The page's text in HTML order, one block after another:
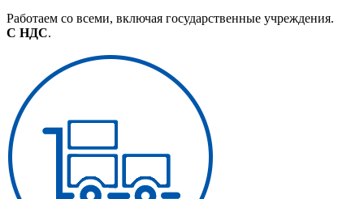
Работаем со всеми, включая государственные учреждения.
С НДС.